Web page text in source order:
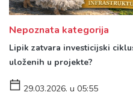
Nepoznata kategorija
Lipik zatvara investicijski
uloženih u projekte?
29.03.2026. u 05:55